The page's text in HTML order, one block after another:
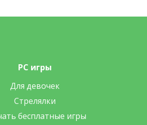
PC игры
Для девочек
Стрелялки
бесплатные игры